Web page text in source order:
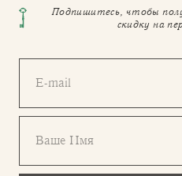
Подпишитесь, чтобы
скидку на
E-mail
Ваше Имя